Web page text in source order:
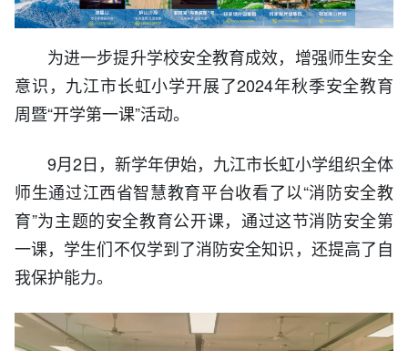
为进一步提升学校安全教育成效，增强师生安全
意识，九江市长虹小学开展了2024年秋季安全教育
周暨“开学第一课”活动。
9月2日，新学年伊始，九江市长虹小学组织全体
师生通过江西省智慧教育平台收看了以“消防安全教
育”为主题的安全教育公开课，通过这节消防安全第
一课，学生们不仅学到了消防安全知识，还提高了自
我保护能力。